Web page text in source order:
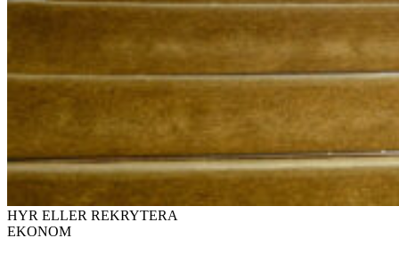
HYR ELLER REKRYTERA
EKONOM